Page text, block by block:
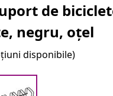
de
negru, oțel
disponibile)